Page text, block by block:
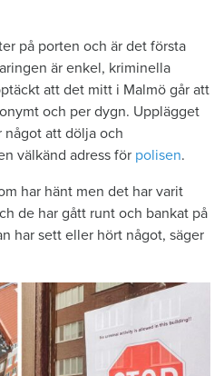
på porten och är det första
är enkel, kriminella
att det mitt i Malmö går att
och per dygn. Upplägget
något att dölja och
välkänd adress för polisen.
har hänt men det har varit
de har gått runt och bankat på
har sett eller hört något, säger